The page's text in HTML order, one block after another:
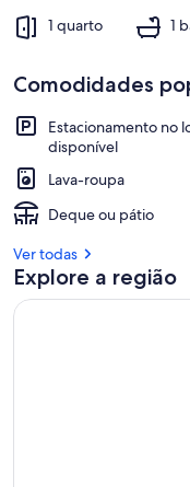
1 quarto 1
Comodidades
Estacionamento no
disponível
Lava-roupa
Deque ou pátio
Ver todas
Explore a região